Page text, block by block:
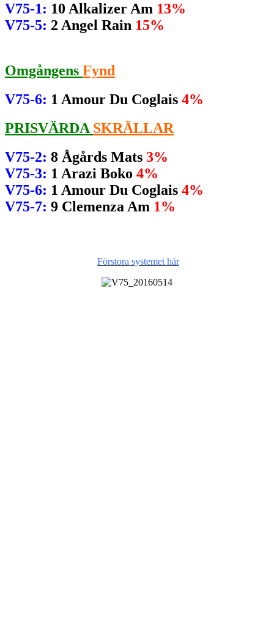
V75-1: 10 Alkalizer Am 13%
V75-5: 2 Angel Rain 15%
Omgångens Fynd
V75-6: 1 Amour Du Coglais 4%
PRISVÄRDA SKRÄLLAR
V75-2: 8 Ågårds Mats 3%
V75-3: 1 Arazi Boko 4%
V75-6: 1 Amour Du Coglais 4%
V75-7: 9 Clemenza Am 1%
Förstora systemet här